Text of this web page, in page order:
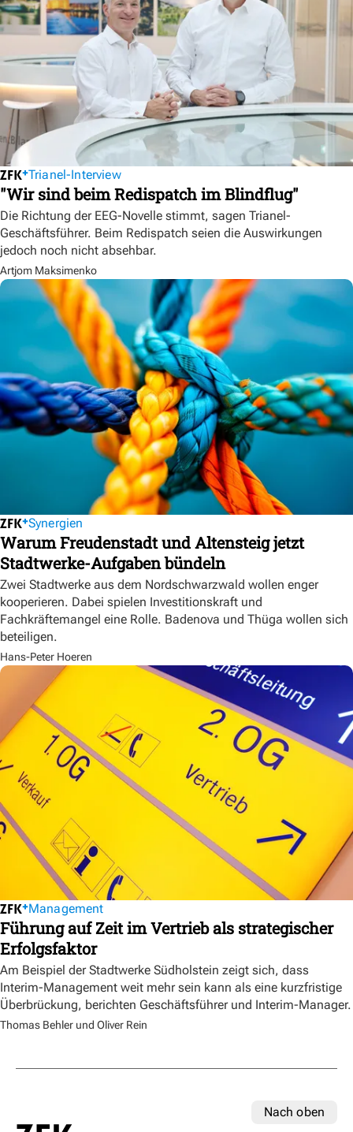
Trianel-Interview
"Wir sind beim Redispatch im Blindflug"
Die Richtung der EEG-Novelle stimmt, sagen Trianel-
Geschäftsführer. Beim Redispatch seien die Auswirkungen
jedoch noch nicht absehbar.
Artjom Maksimenko
Synergien
Warum Freudenstadt und Altensteig jetzt
Stadtwerke-Aufgaben bündeln
Zwei Stadtwerke aus dem Nordschwarzwald wollen enger
kooperieren. Dabei spielen Investitionskraft und
Fachkräftemangel eine Rolle. Badenova und Thüga wollen sich
beteiligen.
Hans-Peter Hoeren
Management
Führung auf Zeit im Vertrieb als strategischer
Erfolgsfaktor
Am Beispiel der Stadtwerke Südholstein zeigt sich, dass
Interim-Management weit mehr sein kann als eine kurzfristige
Überbrückung, berichten Geschäftsführer und Interim-Manager.
Thomas Behler und Oliver Rein
Nach oben